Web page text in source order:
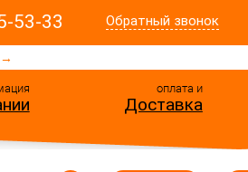
53-33 Обратный звонок
оплата и
Доставка